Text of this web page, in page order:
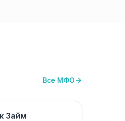
Все МФО
Займ